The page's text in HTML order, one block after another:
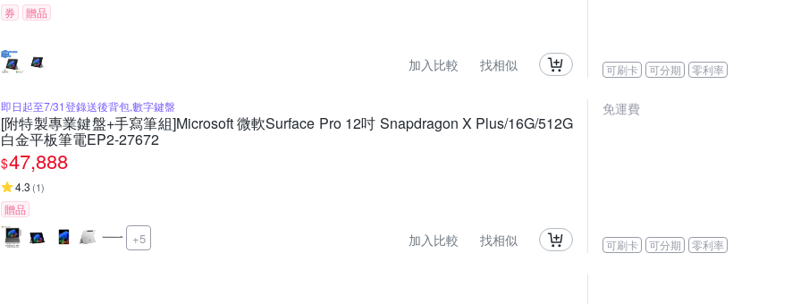
券 贈品
加入比較 找相似 可刷卡 可分期 零利率
即日起至7/31登錄送後背包,數字鍵盤
[附特製專業鍵盤+手寫筆組]Microsoft 微軟Surface Pro 12吋 Snapdragon X Plus/16G/512G
白金平板筆電EP2-27672
$47,888
4.3 (1)
贈品
+5 加入比較 找相似
免運費
可刷卡 可分期 零利率